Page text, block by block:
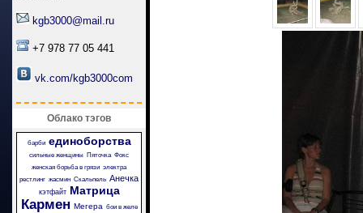
kgb3000@mail.ru
+7 978 77 05 441
vk.com/kgb3000com
Облако тэгов
барби единоборства
сильные женщины Пяточка Фокс
женская борьба в грязи электра
рестлинг жасмин Скальпель Анечка
кэтфайт Матрица
Кармен Мегера бои в желе